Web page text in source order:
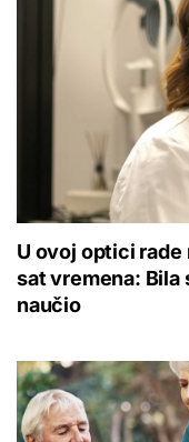
U ovoj optici
sat vremena: Bila
naučio